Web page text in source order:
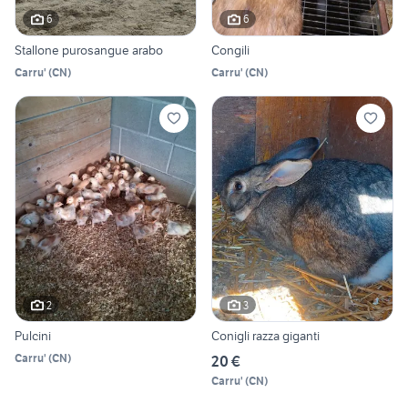
6
Stallone purosangue arabo
Carru' (CN)
6
Congili
Carru' (CN)
2
Pulcini
Carru' (CN)
3
Conigli razza giganti
20 €
Carru' (CN)